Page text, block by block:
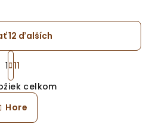
O
v
l
á
12 ďalších
S
t
r
á
k
o
1 11
celkom
Hore